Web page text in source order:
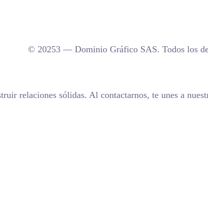
© 20253 — Dominio Gráfico SAS. Todos los
relaciones sólidas. Al contactarnos, te unes a